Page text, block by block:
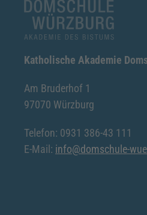
Katholische Akademie
Am Bruderhof 1
97070 Würzburg
Telefon: 0931 386-43 111
E-Mail: info@domschule-